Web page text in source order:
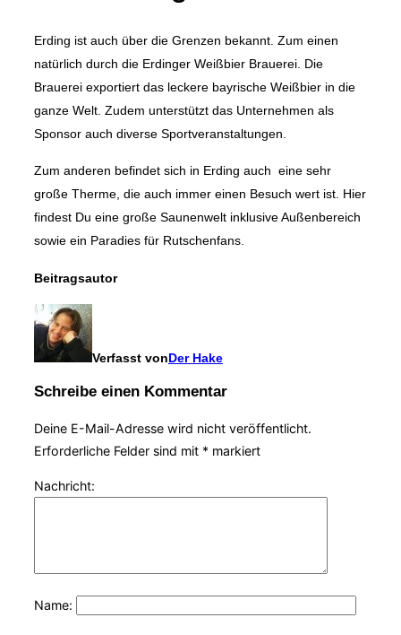
Erding ist auch über die Grenzen bekannt. Zum einen
natürlich durch die Erdinger Weißbier Brauerei. Die
Brauerei exportiert das leckere bayrische Weißbier in die
ganze Welt. Zudem unterstützt das Unternehmen als
Sponsor auch diverse Sportveranstaltungen.
Zum anderen befindet sich in Erding auch eine sehr
große Therme, die auch immer einen Besuch wert ist. Hier
findest Du eine große Saunenwelt inklusive Außenbereich
sowie ein Paradies für Rutschenfans.
Beitragsautor
Verfasst vonDer Hake
Schreibe einen Kommentar
Deine E-Mail-Adresse wird nicht veröffentlicht.
Erforderliche Felder sind mit * markiert
Nachricht:
Name: